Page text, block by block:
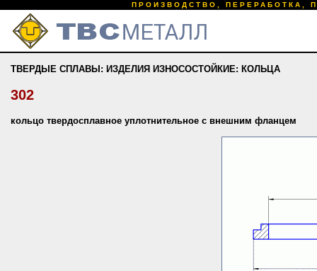
ПРОИЗВОДСТВО, ПЕРЕРАБОТКА,
ТВЕРДЫЕ СПЛАВЫ: ИЗДЕЛИЯ ИЗНОСОСТОЙКИЕ: КОЛЬЦА
302
кольцо твердосплавное уплотнительное с внешним фланцем